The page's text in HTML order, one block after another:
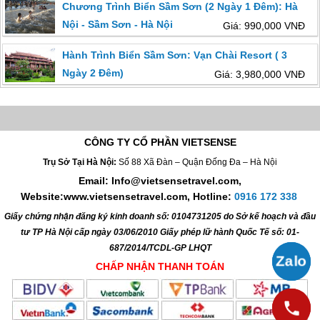
Chương Trình Biển Sầm Sơn (2 Ngày 1 Đêm): Hà
Nội - Sầm Sơn - Hà Nội
Giá: 990,000 VNĐ
Hành Trình Biển Sầm Sơn: Vạn Chài Resort ( 3
Ngày 2 Đêm)
Giá: 3,980,000 VNĐ
CÔNG TY CỔ PHẦN VIETSENSE
Trụ Sở Tại Hà Nội: Số 88 Xã Đàn – Quận Đống Đa – Hà Nội
Email: Info@vietsensetravel.com,
Website:www.vietsensetravel.com, Hotline: 0916 172 338
Giấy chứng nhận đăng ký kinh doanh số: 0104731205 do Sở kế hoạch và đầu
tư TP Hà Nội cấp ngày 03/06/2010 Giấy phép lữ hành Quốc Tế số: 01-
687/2014/TCDL-GP LHQT
CHẤP NHẬN THANH TOÁN